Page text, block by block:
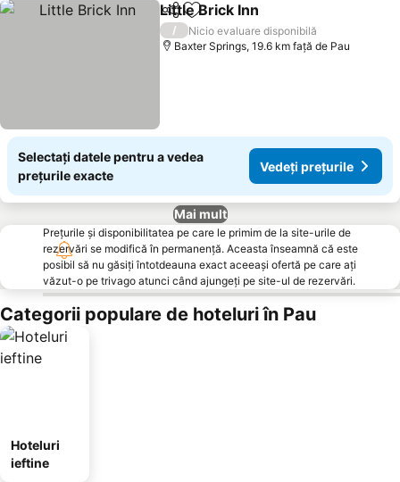
DistribuițiAdăugaţi la favorite
Little Brick Inn
/
Nicio evaluare disponibilă
Baxter Springs, 19.6 km faţă de Pau
Selectați datele pentru a vedea
prețurile exacte
Vedeți prețurile
Mai mult
Prețurile și disponibilitatea pe care le primim de la site-urile de
rezervări se modifică în permanență. Aceasta înseamnă că este
posibil să nu găsiți întotdeauna exact aceeași ofertă pe care ați
văzut-o pe trivago atunci când ajungeți pe site-ul de rezervări.
Categorii populare de hoteluri în Pau
Hoteluri
ieftine